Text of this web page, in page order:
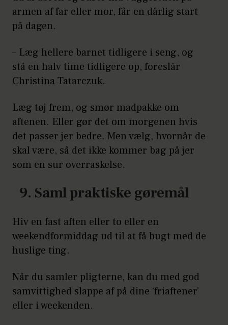
armen af far eller mor, får en dårlig start
på dagen.
– Læg hellere barnet tidligere i seng, og
stå en halv time tidligere op, foreslår
Christina Tatarczuk.
Læg tøj frem, og smør madpakke om
aftenen. Eller gør det om morgenen hvis
det passer jer bedre. Men vælg, hvornår de
skal være, så det ikke kommer bag på jer
som en sur overraskelse.
9. Saml praktiske gøremål
Hiv en fast aften eller to eller en
weekendformiddag ud til at få bugt med de
huslige ting.
Når du samler pligterne, kan du med god
samvittighed slappe af på dine ‘friaftener’
eller i weekenden.